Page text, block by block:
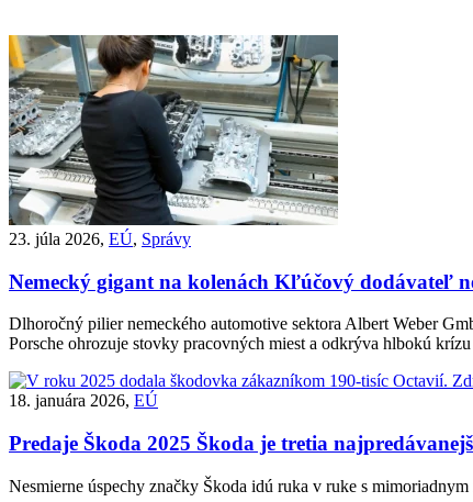
23. júla 2026, EÚ, Správy
Nemecký gigant na kolenách Kľúčový dodávateľ
Dlhoročný pilier nemeckého automotive sektora Albert Weber
Porsche ohrozuje stovky pracovných miest a odkrýva hlbokú
18. januára 2026, EÚ
Predaje Škoda 2025 Škoda je tretia
Nesmierne úspechy značky Škoda idú ruka v ruke s